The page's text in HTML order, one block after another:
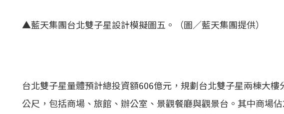
▲藍天集團台北雙子星設計模擬圖五。（圖／藍天集團提供）
台北雙子星量體預計總投資額606億元，規劃台北雙子星兩棟大
公尺，包括商場、旅館、辦公室、景觀餐廳與觀景台。其中商場